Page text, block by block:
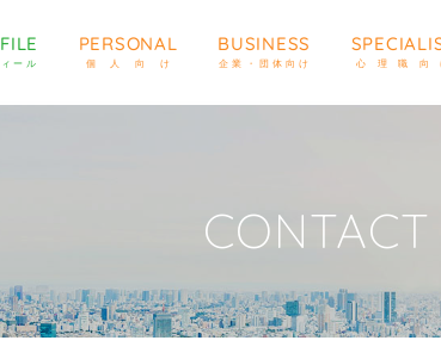
ール
PERSONAL
個人向け
BUSINESS
企業・団体向け 心理職向
CONTACT